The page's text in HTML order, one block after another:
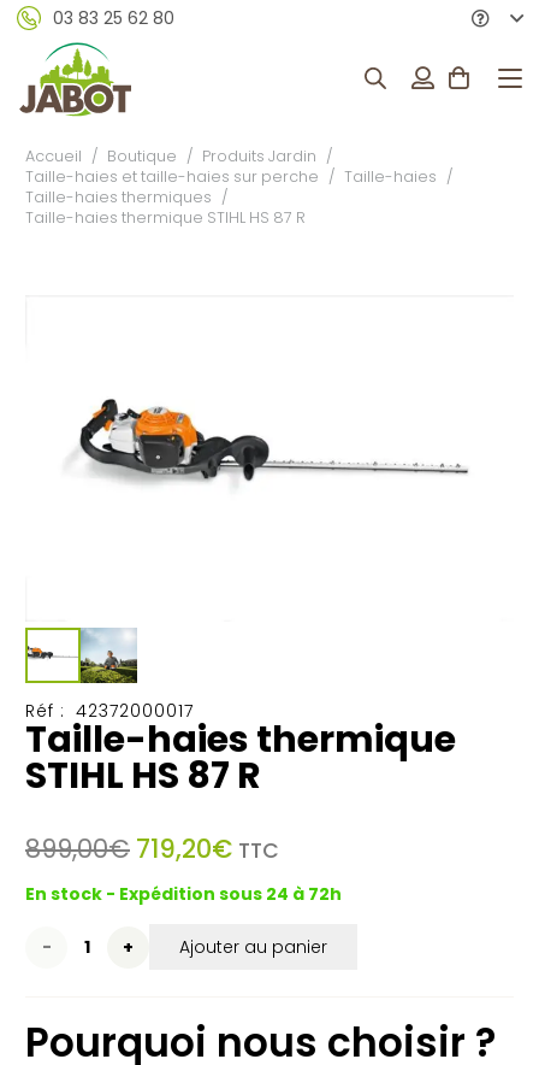
03 83 25 62 80
Accueil / Boutique / Produits Jardin /
Taille-haies et taille-haies sur perche / Taille-haies /
Taille-haies thermiques /
Taille-haies thermique STIHL HS 87 R
Réf : 42372000017
Taille-haies thermique
STIHL HS 87 R
899,00€ Le
initial
899,00€.
719,20€Le
actuel
719,20€.
TTC
En stock - Expédition sous 24 à 72h
quantité
Taille-
Ajouter au panier
Pourquoi nous choisir ?